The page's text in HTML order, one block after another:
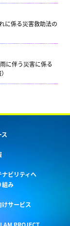
に係る災害救助法の
に伴う災害に係る
ナビリティへ
組み
けサービス